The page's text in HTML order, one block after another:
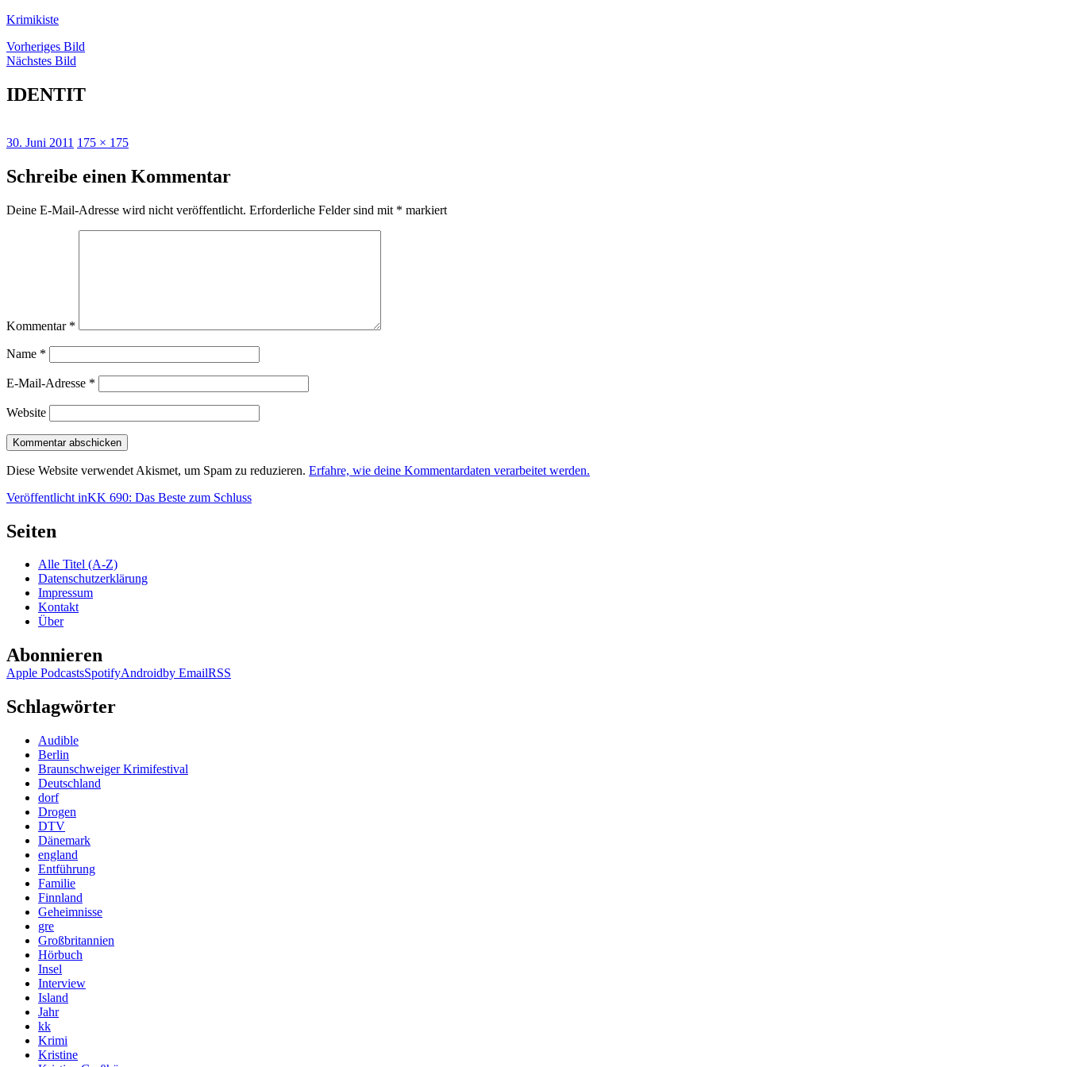
Zum
springen
Krimikiste
Vorheriges Bild
Nächstes Bild
IDENTIT
Veröffentlicht
30. Juni 2011 Originalgröße
175 × 175
Schreibe einen Kommentar
Deine E-Mail-Adresse wird nicht veröffentlicht. Erforderliche Felder sind mit * markiert
Kommentar *
Name *
E-Mail-Adresse *
Website
Diese Website verwendet Akismet, um Spam zu reduzieren. Erfahre, wie deine Kommentardaten verarbeitet werden.
Beitragsnavigation
Veröffentlicht inKK 690: Das Beste zum Schluss
Seiten
Alle Titel (A-Z)
Datenschutzerklärung
Impressum
Kontakt
Über
Abonnieren
Apple PodcastsSpotifyAndroidby EmailRSS
Schlagwörter
Audible
Berlin
Braunschweiger Krimifestival
Deutschland
dorf
Drogen
DTV
Dänemark
england
Entführung
Familie
Finnland
Geheimnisse
gre
Großbritannien
Hörbuch
Insel
Interview
Island
Jahr
kk
Krimi
Kristine